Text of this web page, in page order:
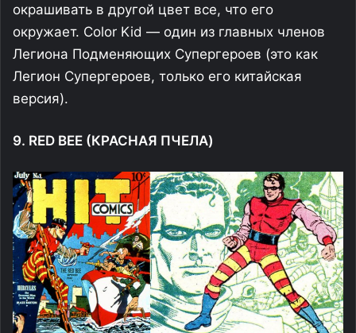
окрашивать в другой цвет все, что его
окружает. Color Kid — один из главных членов
Легиона Подменяющих Супергероев (это как
Легион Супергероев, только его китайская
версия).
9. RED BEE (КРАСНАЯ ПЧЕЛА)